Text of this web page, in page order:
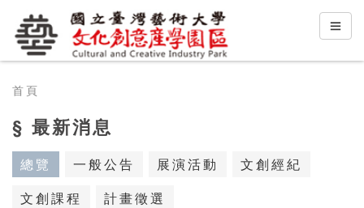
首頁
§ 最新消息
總覽 一般公告 展演活動
文創經紀
文創課程
計畫徵選